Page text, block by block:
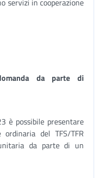
servizi in cooperazione
da parte di
è possibile presentare
del TFS/TFR
da parte di un